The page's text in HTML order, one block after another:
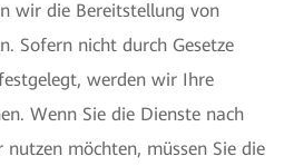
wir die Bereitstellung von
Sofern nicht durch Gesetze
werden wir Ihre
Wenn Sie die Dienste nach
möchten, müssen Sie die